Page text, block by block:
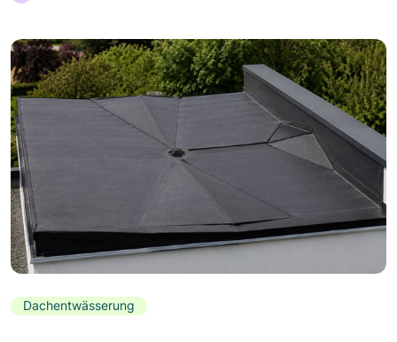
Dachentwässerung